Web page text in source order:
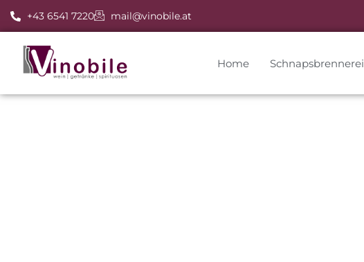
+43 6541 7220 mail@vinobile.at
Home Schnapsbrennerei